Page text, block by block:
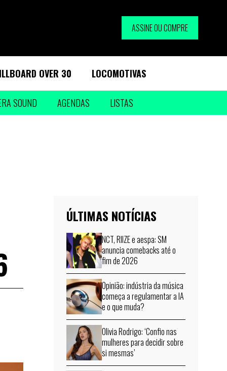
ASSINE OU COMPRE
OVER 30 LOCOMOTIVAS
SOUND AGENDAS LISTAS
ÚLTIMAS NOTÍCIAS
NCT, RIIZE e aespa: SM
anuncia comebacks até o
fim de 2026
Opinião: indústria da música
começa a regulamentar a IA
e o que muda?
Olivia Rodrigo: ‘Confio nas
mulheres para decidir sobre
si mesmas’